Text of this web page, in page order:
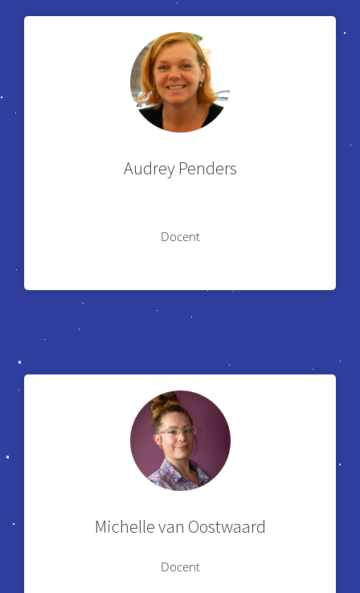
Audrey Penders
Docent
Michelle van Oostwaard
Docent